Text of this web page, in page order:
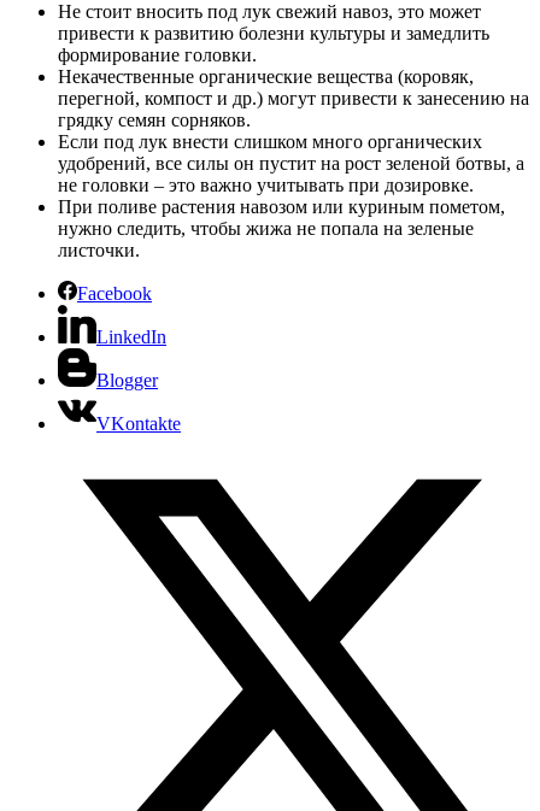
Не стоит вносить под лук свежий навоз, это может
привести к развитию болезни культуры и замедлить
формирование головки.
Некачественные органические вещества (коровяк,
перегной, компост и др.) могут привести к занесению на
грядку семян сорняков.
Если под лук внести слишком много органических
удобрений, все силы он пустит на рост зеленой ботвы, а
не головки – это важно учитывать при дозировке.
При поливе растения навозом или куриным пометом,
нужно следить, чтобы жижа не попала на зеленые
листочки.
Facebook
LinkedIn
Blogger
VKontakte